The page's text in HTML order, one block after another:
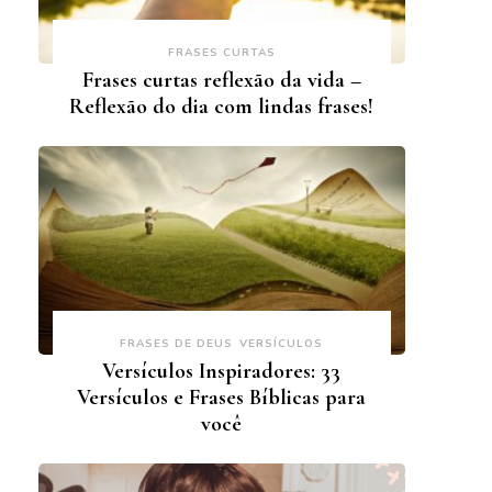
FRASES CURTAS
Frases curtas reflexão da vida –
Reflexão do dia com lindas frases!
FRASES DE DEUS VERSÍCULOS
Versículos Inspiradores: 33
Versículos e Frases Bíblicas para
você